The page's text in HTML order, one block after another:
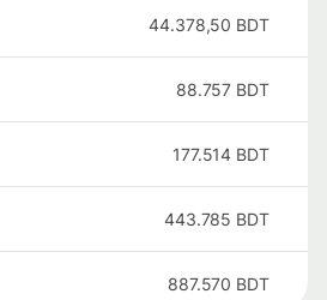
44.378,50 BDT
88.757 BDT
177.514 BDT
443.785 BDT
887.570 BDT